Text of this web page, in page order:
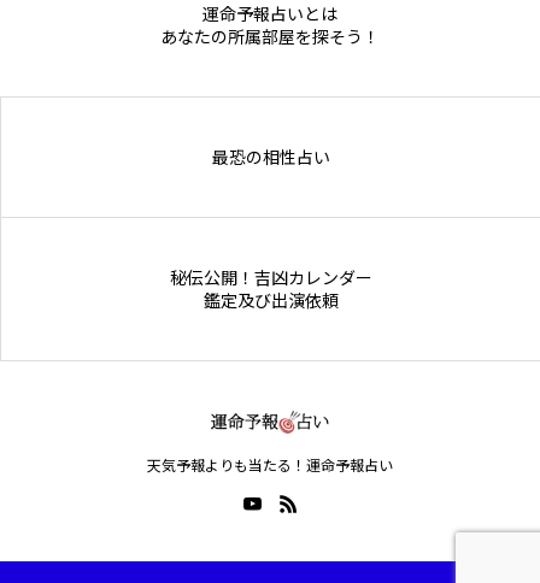
運命予報占いとは
あなたの所属部屋を探そう！
最恐の相性占い
秘伝公開！吉凶カレンダー
鑑定及び出演依頼
天気予報よりも当たる！運命予報占い